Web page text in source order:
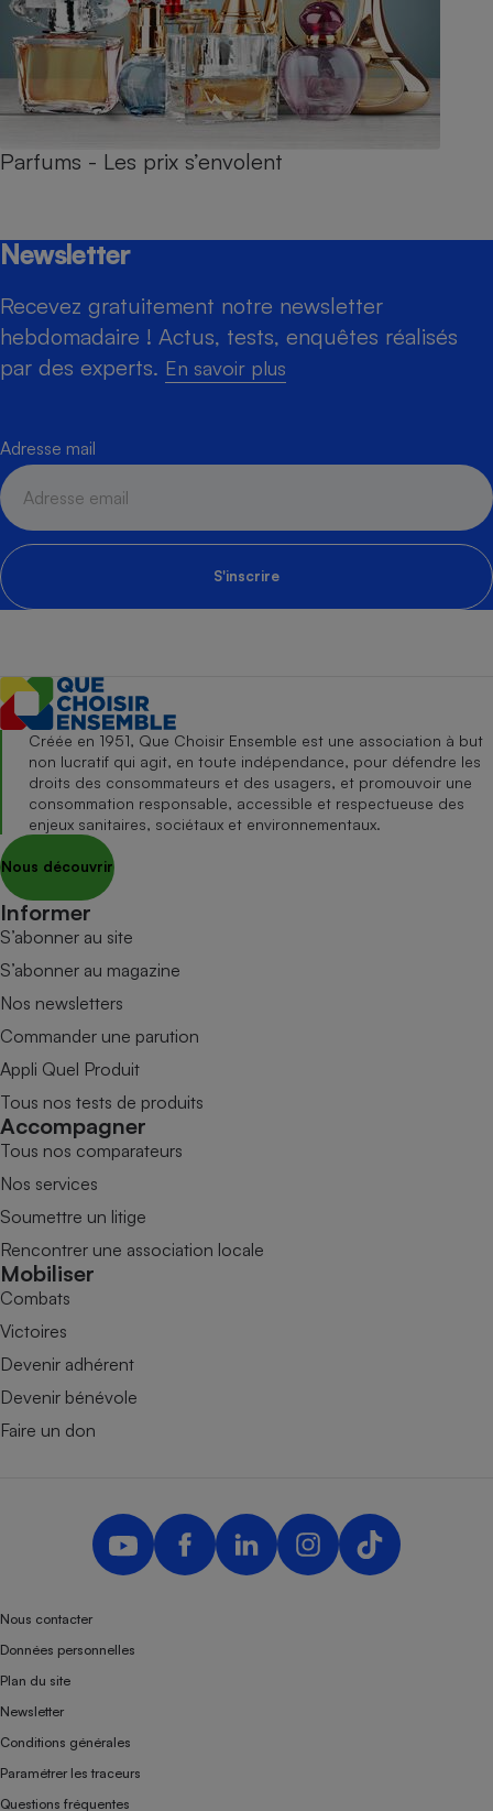
Parfums - Les prix s’envolent
Newsletter
Recevez gratuitement notre newsletter
hebdomadaire ! Actus, tests, enquêtes réalisés
par des experts. En savoir plus
Adresse mail
S'inscrire
Créée en 1951, Que Choisir Ensemble est une association à but
non lucratif qui agit, en toute indépendance, pour défendre les
droits des consommateurs et des usagers, et promouvoir une
consommation responsable, accessible et respectueuse des
enjeux sanitaires, sociétaux et environnementaux.
Nous découvrir
Informer
S’abonner au site
S’abonner au magazine
Nos newsletters
Commander une parution
Appli Quel Produit
Tous nos tests de produits
Accompagner
Tous nos comparateurs
Nos services
Soumettre un litige
Rencontrer une association locale
Mobiliser
Combats
Victoires
Devenir adhérent
Devenir bénévole
Faire un don
Nous contacter
Données personnelles
Plan du site
Newsletter
Conditions générales
Paramétrer les traceurs
Questions fréquentes